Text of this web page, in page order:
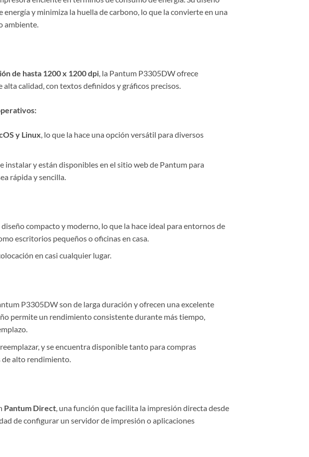
energía y minimiza la huella de carbono, lo que la convierte en una
ambiente.
de hasta 1200 x 1200 dpi, la Pantum P3305DW ofrece
calidad, con textos definidos y gráficos precisos.
y Linux, lo que la hace una opción versátil para diversos
instalar y están disponibles en el sitio web de Pantum para
rápida y sencilla.
compacto y moderno, lo que la hace ideal para entornos de
escritorios pequeños o oficinas en casa.
en casi cualquier lugar.
P3305DW son de larga duración y ofrecen una excelente
permite un rendimiento consistente durante más tiempo,
y se encuentra disponible tanto para compras
de alto rendimiento.
Pantum Direct, una función que facilita la impresión directa desde
de configurar un servidor de impresión o aplicaciones